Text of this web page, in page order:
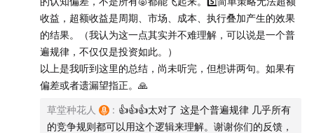
收益，超额收益是周期、市场、成本、执行叠加产生的效果
的结果。（我认为这一点其实并不难理解，可以说是一个普
遍规律，不仅仅是投资如此。）
以上是我听到这里的总结，尚未听完，但想讲两句。如果有
偏差或者遗漏望指正。🙏
草堂种花人 : 👍👍👍太对了 这是个普遍规律 几乎所有
的竞争规则都可以用这个逻辑来理解。谢谢你们的反馈，